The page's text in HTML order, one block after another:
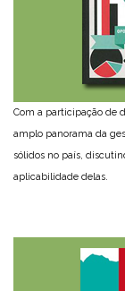
Com a participação de
amplo panorama da
sólidos no país,
aplicabilidade delas.